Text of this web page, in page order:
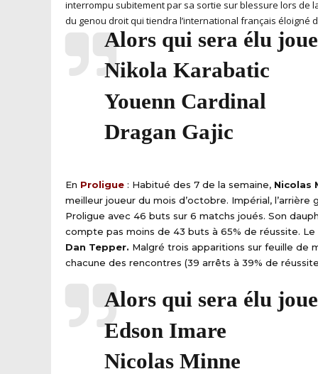
interrompu subitement par sa sortie sur blessure lors de
du genou droit qui tiendra l’international français éloigné
Alors qui sera élu
Nikola Karabatic
Youenn Cardinal
Dragan Gajic
En Proligue : Habitué des 7 de la semaine, Nicolas
meilleur joueur du mois d’octobre. Impérial,
Proligue avec 46 buts sur 6 matchs joués. Son
compte pas moins de 43 buts à 65% de réussite.
Dan Tepper. Malgré trois apparitions sur feuille de
chacune des rencontres (39 arrêts à 39% de
Alors qui sera élu
Edson Imare
Nicolas Minne